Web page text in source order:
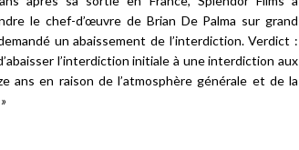
le chef-d’œuvre de Brian De Palma sur grand
un abaissement de l’interdiction. Verdict :
l’interdiction initiale à une interdiction aux
ans en raison de l’atmosphère générale et de la